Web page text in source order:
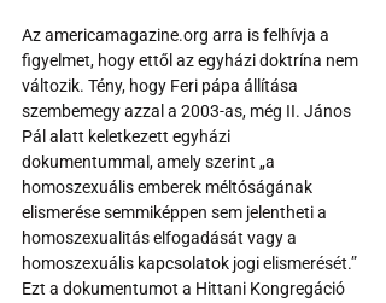
Az americamagazine.org arra is felhívja a
figyelmet, hogy ettől az egyházi doktrína nem
változik. Tény, hogy Feri pápa állítása
szembemegy azzal a 2003-as, még II. János
Pál alatt keletkezett egyházi
dokumentummal, amely szerint „a
homoszexuális emberek méltóságának
elismerése semmiképpen sem jelentheti a
homoszexualitás elfogadását vagy a
homoszexuális kapcsolatok jogi elismerését.”
Ezt a dokumentumot a Hittani Kongregáció